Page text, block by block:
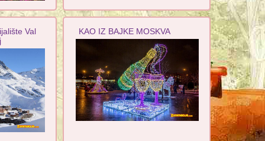
Val
KAO IZ BAJKE MOSKVA